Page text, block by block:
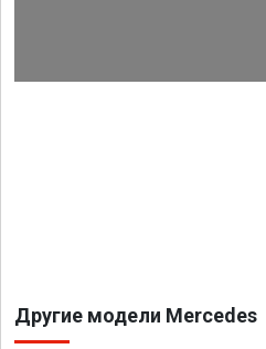
Другие модели Mercedes